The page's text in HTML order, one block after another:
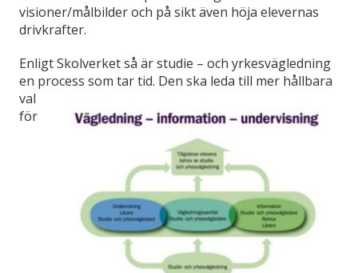
visioner/målbilder och på sikt även höja elevernas
drivkrafter.
Enligt Skolverket så är studie – och yrkesvägledning
en process som tar tid. Den ska leda till mer hållbara
val
för